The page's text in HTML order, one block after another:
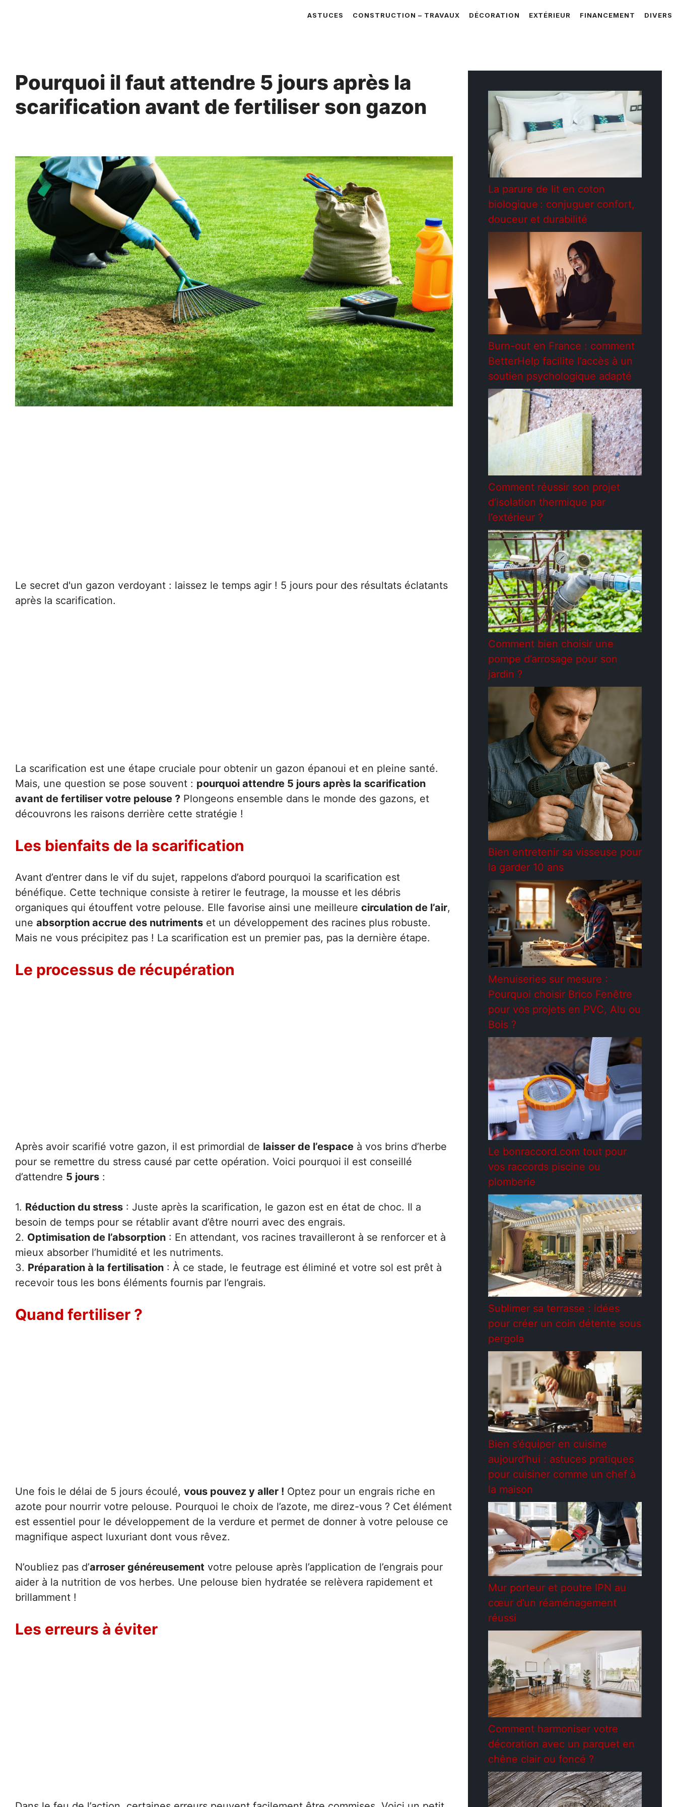
ASTUCES CONSTRUCTION – TRAVAUX DÉCORATION EXTÉRIEUR FINANCEMENT DIVERS
Pourquoi il faut attendre 5 jours après la
scarification avant de fertiliser son gazon
Le secret d'un gazon verdoyant : laissez le temps agir ! 5 jours pour des résultats éclatants
après la scarification.
La scarification est une étape cruciale pour obtenir un gazon épanoui et en pleine santé.
Mais, une question se pose souvent : pourquoi attendre 5 jours après la scarification
avant de fertiliser votre pelouse ? Plongeons ensemble dans le monde des gazons, et
découvrons les raisons derrière cette stratégie !
Les bienfaits de la scarification
Avant d’entrer dans le vif du sujet, rappelons d’abord pourquoi la scarification est
bénéfique. Cette technique consiste à retirer le feutrage, la mousse et les débris
organiques qui étouffent votre pelouse. Elle favorise ainsi une meilleure circulation de l’air,
une absorption accrue des nutriments et un développement des racines plus robuste.
Mais ne vous précipitez pas ! La scarification est un premier pas, pas la dernière étape.
Le processus de récupération
Après avoir scarifié votre gazon, il est primordial de laisser de l’espace à vos brins d’herbe
pour se remettre du stress causé par cette opération. Voici pourquoi il est conseillé
d’attendre 5 jours :
1. Réduction du stress : Juste après la scarification, le gazon est en état de choc. Il a
besoin de temps pour se rétablir avant d’être nourri avec des engrais.
2. Optimisation de l’absorption : En attendant, vos racines travailleront à se renforcer et à
mieux absorber l’humidité et les nutriments.
3. Préparation à la fertilisation : À ce stade, le feutrage est éliminé et votre sol est prêt à
recevoir tous les bons éléments fournis par l’engrais.
Quand fertiliser ?
Une fois le délai de 5 jours écoulé, vous pouvez y aller ! Optez pour un engrais riche en
azote pour nourrir votre pelouse. Pourquoi le choix de l’azote, me direz-vous ? Cet élément
est essentiel pour le développement de la verdure et permet de donner à votre pelouse ce
magnifique aspect luxuriant dont vous rêvez.
N’oubliez pas d’arroser généreusement votre pelouse après l’application de l’engrais pour
aider à la nutrition de vos herbes. Une pelouse bien hydratée se relèvera rapidement et
brillamment !
Les erreurs à éviter
La parure de lit en coton
biologique : conjuguer confort,
douceur et durabilité
Burn-out en France : comment
BetterHelp facilite l’accès à un
soutien psychologique adapté
Comment réussir son projet
d’isolation thermique par
l’extérieur ?
Comment bien choisir une
pompe d’arrosage pour son
jardin ?
Bien entretenir sa visseuse pour
la garder 10 ans
Menuiseries sur mesure :
Pourquoi choisir Brico Fenêtre
pour vos projets en PVC, Alu ou
Bois ?
Le bonraccord.com tout pour
vos raccords piscine ou
plomberie
Sublimer sa terrasse : idées
pour créer un coin détente sous
pergola
Bien s’équiper en cuisine
aujourd’hui : astuces pratiques
pour cuisiner comme un chef à
la maison
Mur porteur et poutre IPN au
cœur d’un réaménagement
réussi
Comment harmoniser votre
décoration avec un parquet en
chêne clair ou foncé ?